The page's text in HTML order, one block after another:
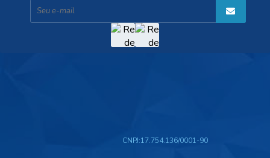
de
CNPJ:17.754.136/0001-90